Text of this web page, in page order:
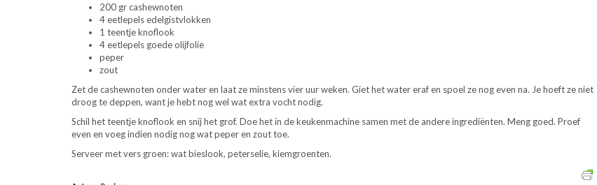
200 gr cashewnoten
4 eetlepels edelgistvlokken
1 teentje knoflook
4 eetlepels goede olijfolie
peper
zout
Zet de cashewnoten onder water en laat ze minstens vier uur weken. Giet het water eraf en spoel ze nog even na. Je hoeft ze niet
droog te deppen, want je hebt nog wel wat extra vocht nodig.
Schil het teentje knoflook en snij het grof. Doe het in de keukenmachine samen met de andere ingrediënten. Meng goed. Proef
even en voeg indien nodig nog wat peper en zout toe.
Serveer met vers groen: wat bieslook, peterselie, kiemgroenten.